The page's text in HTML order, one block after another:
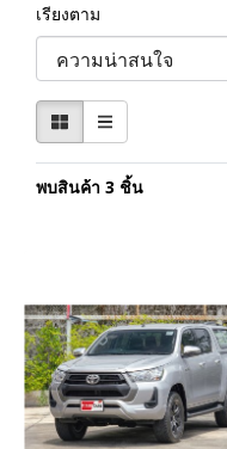
เรียงตาม
พบสินค้า 3 ชิ้น